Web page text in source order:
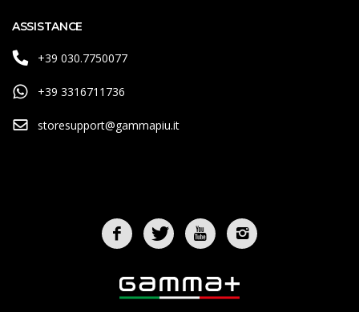
ASSISTANCE
+39 030.7750077
+39 3316711736
storesupport@gammapiu.it